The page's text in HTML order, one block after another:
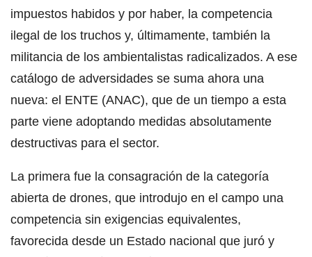
impuestos habidos y por haber, la competencia
ilegal de los truchos y, últimamente, también la
militancia de los ambientalistas radicalizados. A ese
catálogo de adversidades se suma ahora una
nueva: el ENTE (ANAC), que de un tiempo a esta
parte viene adoptando medidas absolutamente
destructivas para el sector.
La primera fue la consagración de la categoría
abierta de drones, que introdujo en el campo una
competencia sin exigencias equivalentes,
favorecida desde un Estado nacional que juró y